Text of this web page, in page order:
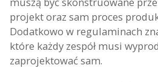
projekt oraz sam proces
Dodatkowo w regulaminach
które każdy zespół musi
zaprojektować sam.